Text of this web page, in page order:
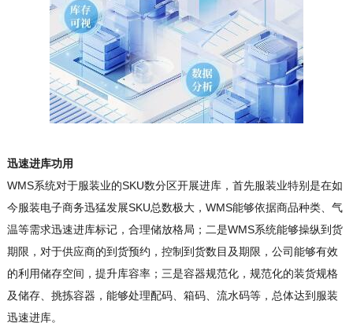
迅速进库功用
WMS系统对于服装业的SKU数分区开展进库，首先服装业特别是在如
今服装电子商务迅猛发展SKU总数极大，WMS能够依据商品种类、气
温等需求迅速进库标记，合理储放格局；二是WMS系统能够操纵到货
期限，对于供应商的到货预约，控制到货数目及期限，公司能够有效
的利用储存空间，提升库容率；三是容器规范化，规范化的装货规格
及储存、挑拣容器，能够处理配码、箱码、流水码等，总体达到服装
迅速进库。